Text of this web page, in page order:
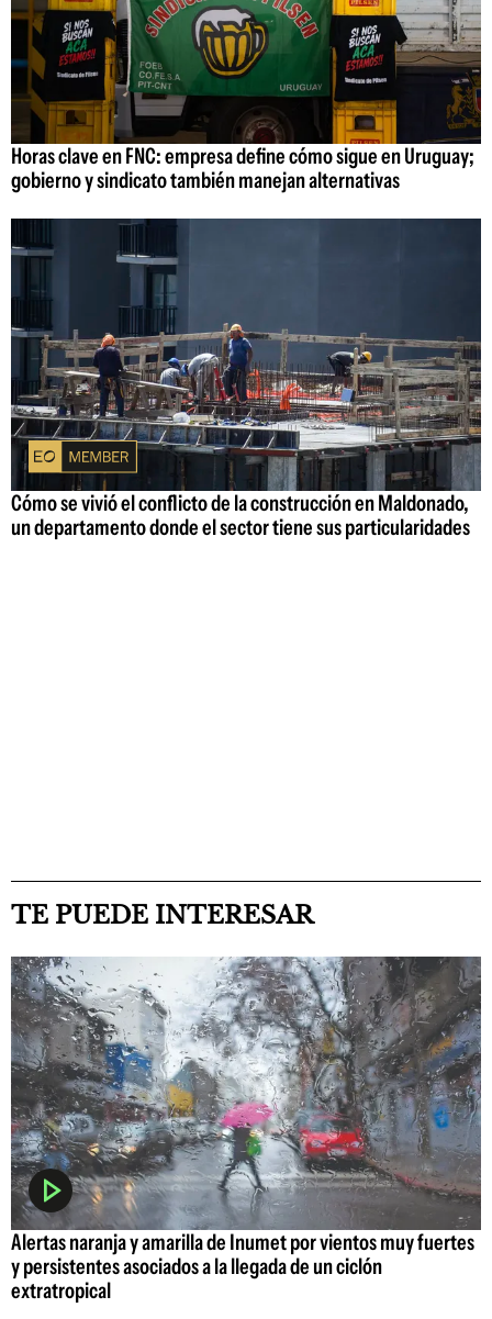
Horas clave en FNC: empresa define cómo sigue en Uruguay;
gobierno y sindicato también manejan alternativas
Cómo se vivió el conflicto de la construcción en Maldonado,
un departamento donde el sector tiene sus particularidades
TE PUEDE INTERESAR
Alertas naranja y amarilla de Inumet por vientos muy fuertes
y persistentes asociados a la llegada de un ciclón
extratropical